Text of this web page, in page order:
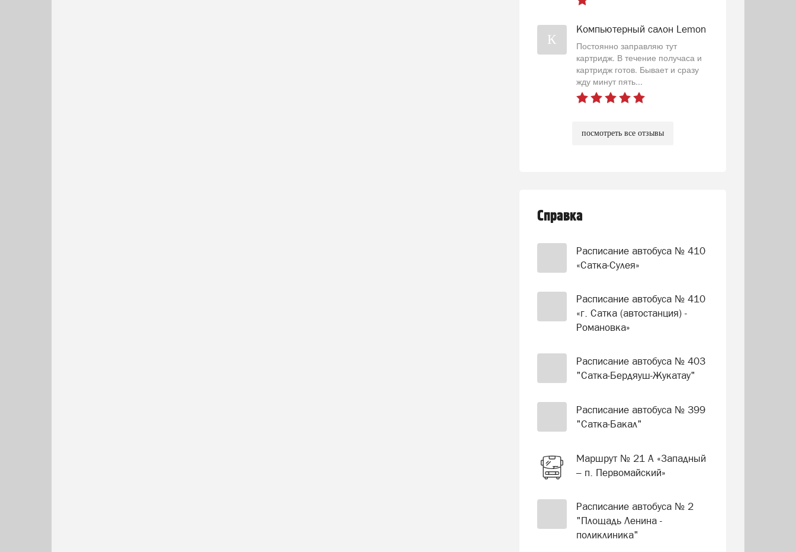
К
Компьютерный салон Lemon
Постоянно заправляю тут
картридж. В течение получаса и
картридж готов. Бывает и сразу
жду минут пять...
посмотреть все отзывы
Справка
Расписание автобуса № 410
«Сатка-Сулея»
Расписание автобуса № 410
«г. Сатка (автостанция) -
Романовка»
Расписание автобуса № 403
"Сатка-Бердяуш-Жукатау"
Расписание автобуса № 399
"Сатка-Бакал"
Маршрут № 21 А «Западный
– п. Первомайский»
Расписание автобуса № 2
"Площадь Ленина -
поликлиника"